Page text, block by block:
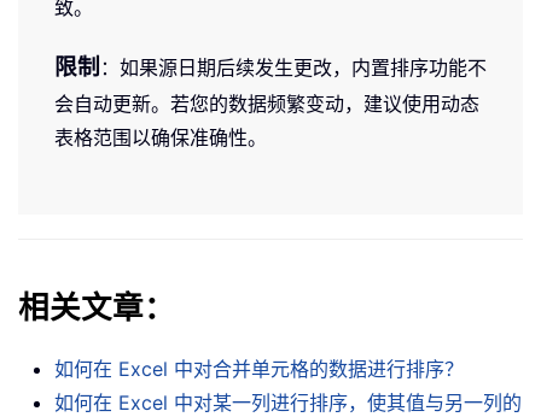
致。
限制 ：如果源日期后续发生更改，内置排序功能不
会自动更新。若您的数据频繁变动，建议使用动态
表格范围以确保准确性。
相关文章：
如何在 Excel 中对合并单元格的数据进行排序？
如何在 Excel 中对某一列进行排序，使其值与另一列的